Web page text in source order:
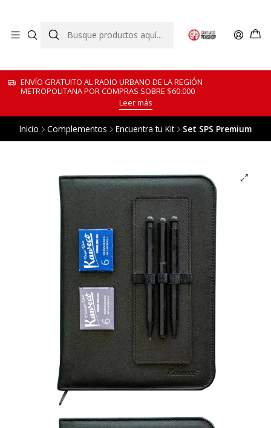
ENVÍO GRATUITO AL RADIO URBANO DE LA REGIÓN
METROPOLITANA POR COMPRAS SOBRE $60.000
Leer más
Inicio Complementos Encuentra tu Kit Set SPS Premium